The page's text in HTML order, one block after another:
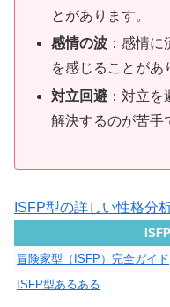
とがあります。
感情の波 ：感情
を感じることがあ
対立回避 ：対立
解決するのが苦手
ISFP型の詳しい性格分
冒険家型（ISFP）完全ガイド
ISFP型あるある